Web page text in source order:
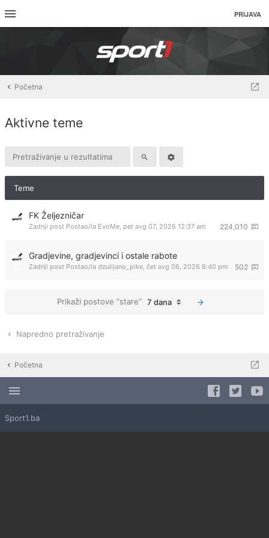
PRIJAVA
Početna
Aktivne teme
Teme
FK Željezničar
224,010
Zadnji post Postao/la EvoMe, pet avg 07, 2026 12:37 am
Gradjevine, gradjevinci i ostale rabote
502
Zadnji post Postao/la dzulijano_pike, čet avg 06, 2026 8:40 pm
Prikaži postove “stare” 7 dana
Napredno pretraživanje
Početna
Sport1.ba